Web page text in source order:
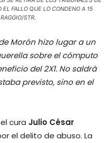
FALLO QUE LO CONDENO A 15
STR.
Morón hizo lugar a un
sobre el cómputo
del 2X1. No saldrá
previsto, sino en el
cura Julio César
el delito de abuso. La